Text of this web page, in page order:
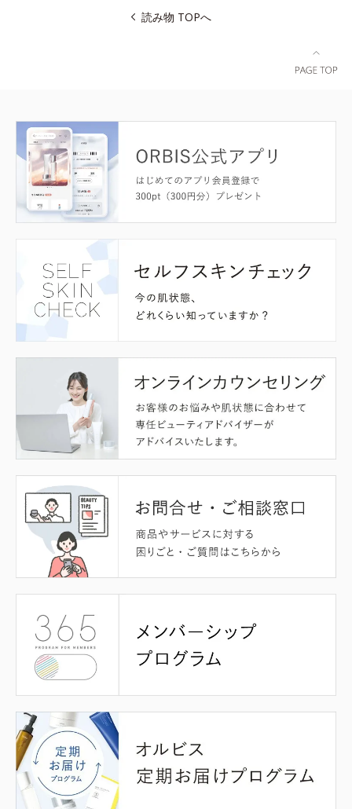
読み物 TOPへ